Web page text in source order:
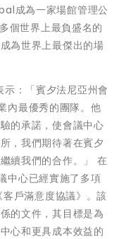
成為一家場館管理公
個世界上最負盛名的
為世界上最傑出的場
：「賓夕法尼亞州會
內最優秀的團隊。他
的承諾，使會議中心
，我們期待著在賓夕
續我們的合作。」 在
中心已經實施了多項
戶滿意度協議》。該
的文件，其目標是為
心和更具成本效益的